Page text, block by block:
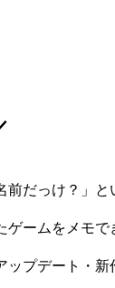
だっけ？」と
ームをメモで
プデート・新